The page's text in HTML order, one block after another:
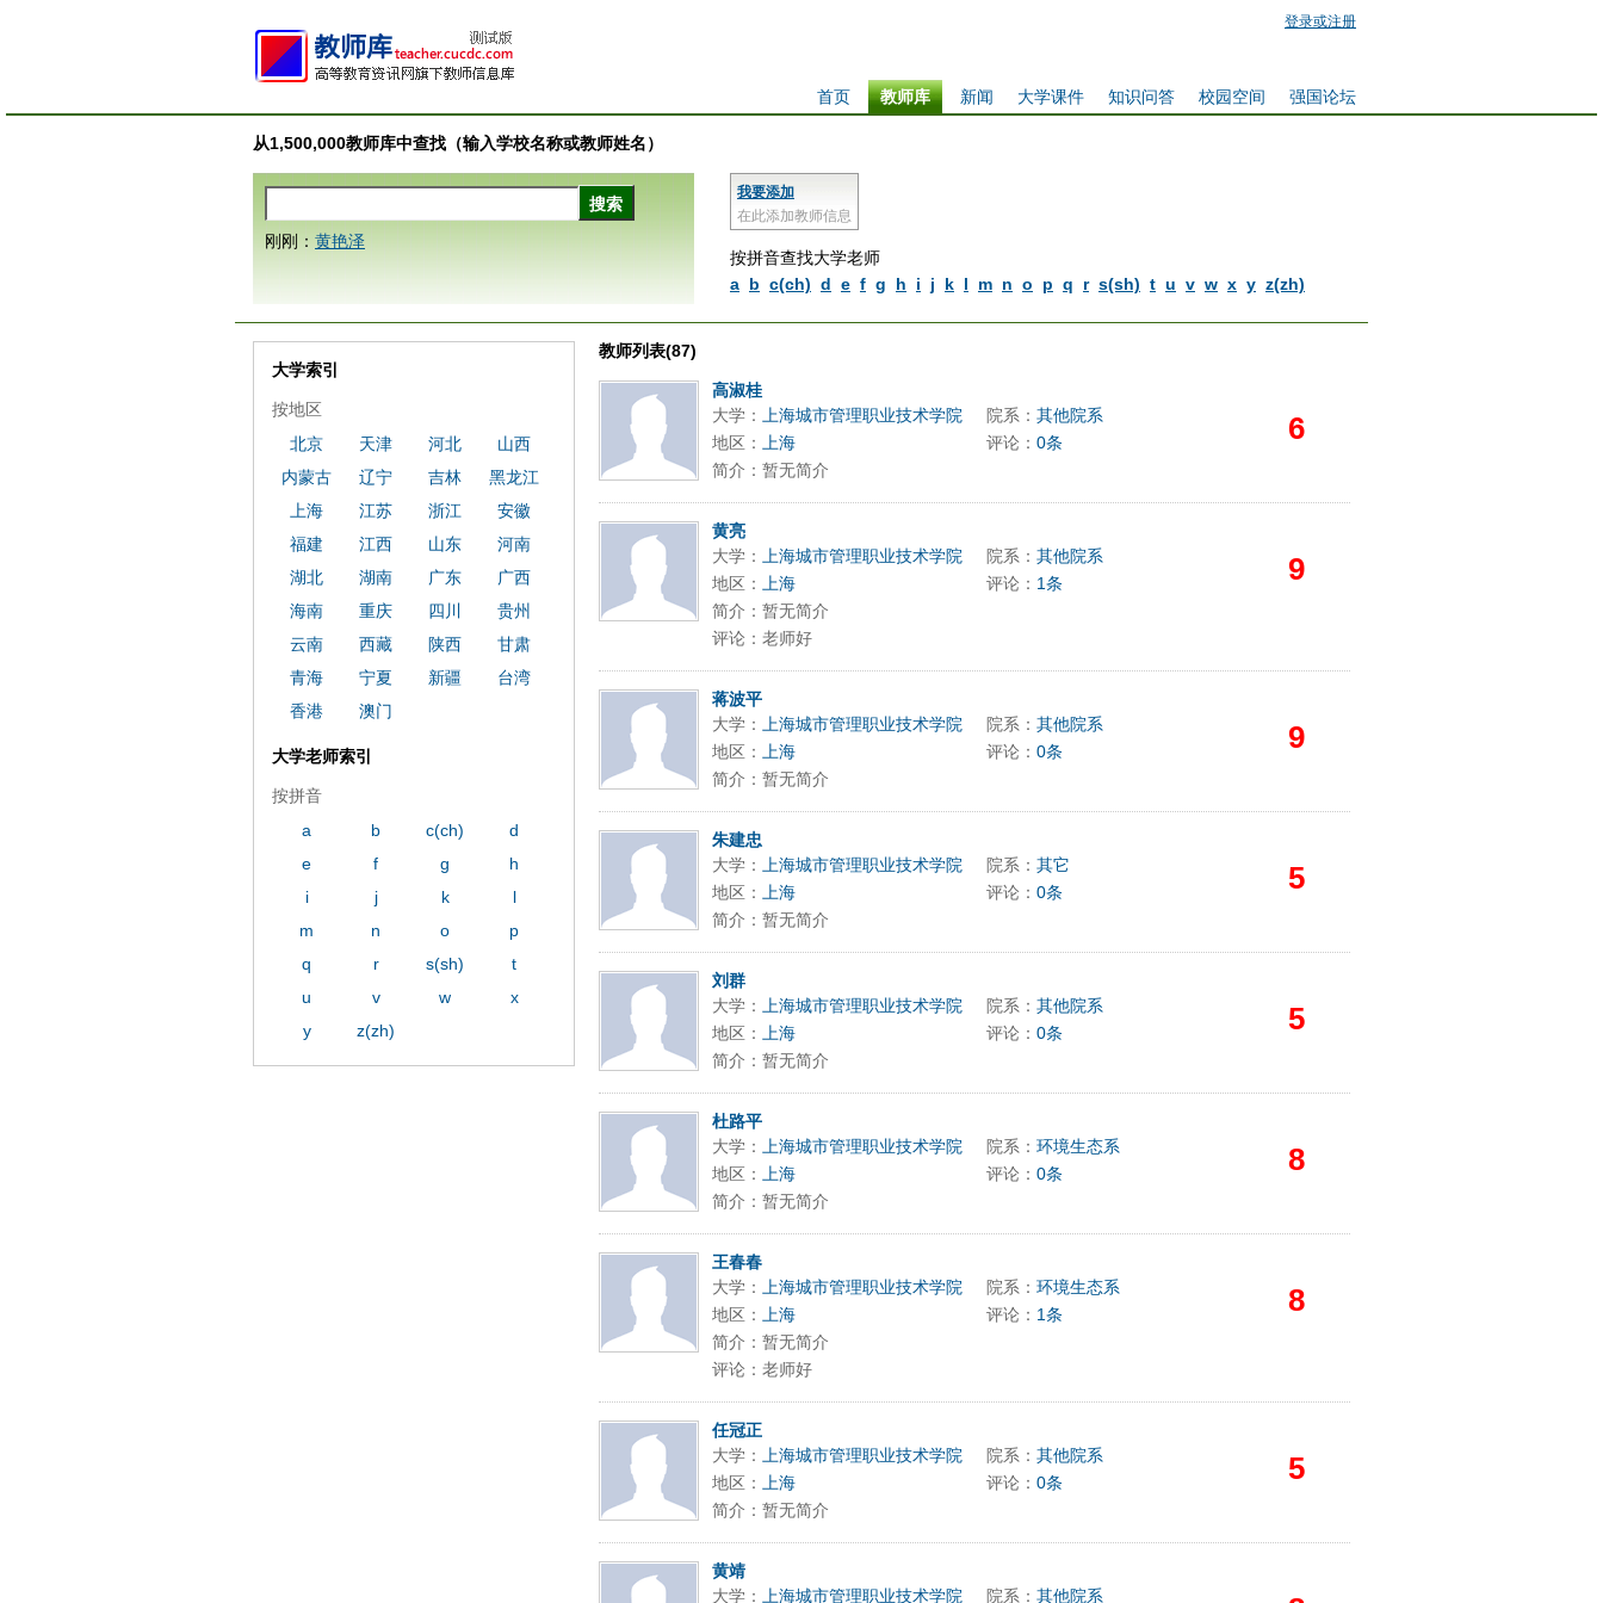
登录或注册
强国论坛
校园空间
知识问答
大学课件
新闻
教师库
首页
从1,500,000教师库中查找（输入学校名称或教师姓名）
我要添加
在此添加教师信息
按拼音查找大学老师
a b c(ch) d e f g h i j k l m n o p q r s(sh) t u v w x y z(zh)
刚刚： 黄艳泽
教师列表(87)
高淑桂
大学：
上海城市管理职业技术学院 院系： 其他院系 6
地区： 上海 评论： 0条
简介：暂无简介
黄亮
大学：
上海城市管理职业技术学院 院系： 其他院系 9
地区： 上海 评论： 1条
简介：暂无简介
评论：老师好
蒋波平
大学：
上海城市管理职业技术学院 院系： 其他院系 9
地区： 上海 评论： 0条
简介：暂无简介
朱建忠
大学：
上海城市管理职业技术学院 院系： 其它 5
地区： 上海 评论： 0条
简介：暂无简介
刘群
大学：
上海城市管理职业技术学院 院系： 其他院系 5
地区： 上海 评论： 0条
简介：暂无简介
杜路平
大学：
上海城市管理职业技术学院 院系： 环境生态系 8
地区： 上海 评论： 0条
简介：暂无简介
王春春
大学：
上海城市管理职业技术学院 院系： 环境生态系 8
地区： 上海 评论： 1条
简介：暂无简介
评论：老师好
任冠正
大学：
上海城市管理职业技术学院 院系： 其他院系 5
地区： 上海 评论： 0条
简介：暂无简介
黄靖
大学：
上海城市管理职业技术学院 院系： 其他院系
大学索引
按地区
北京
天津 河北
山西
内蒙古
辽宁 吉林
黑龙江
上海
江苏 浙江
安徽
福建
江西 山东
河南
湖北
湖南 广东
广西
海南
重庆 四川
贵州
云南
西藏 陕西
甘肃
青海
宁夏 新疆
台湾
香港
澳门
大学老师索引
按拼音
a
b c(ch)
d
e
f g
h
i
j k
l
m
n o
p
q
r s(sh)
t
u
v w
x
y
z(zh)